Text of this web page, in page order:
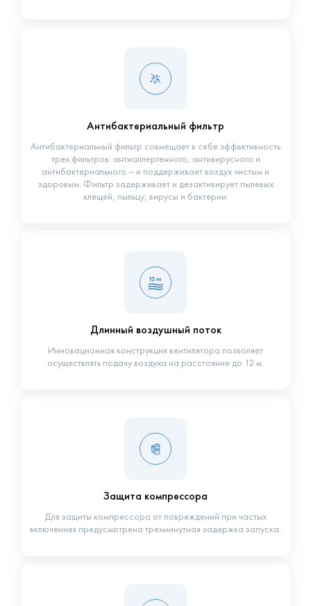
Антибактериальный фильтр
Антибактериальный фильтр совмещает в себе эффективность
трех фильтров: антиаллергенного, антивирусного и
антибактериального – и поддерживает воздух чистым и
здоровым. Фильтр задерживает и дезактивирует пылевых
клещей, пыльцу, вирусы и бактерии.
Длинный воздушный поток
Инновационная конструкция вентилятора позволяет
осуществлять подачу воздуха на расстояние до 12 м.
Защита компрессора
Для защиты компрессора от повреждений при частых
включениях предусмотрена трехминутная задержка запуска.